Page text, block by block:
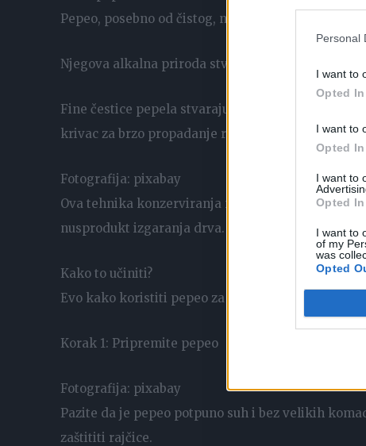
Personal
I want to
Opted In
I want to
Opted In
I want to
Opted In
I want to
of my
was
Opted
Pepeo, posebno od čistog, netretiranog drva, ima
Njegova alkalna priroda stvara okruženje koje
Fine čestice pepela stvaraju barijeru, smanjujući
krivac za brzo propadanje rajčice.
Fotografija: pixabay
Ova tehnika konzerviranja nije samo
nusprodukt izgaranja drva.
Kako to učiniti?
Evo kako koristiti pepeo za konzerviranje rajčica:
Korak 1: Pripremite pepeo
Fotografija: pixabay
Pazite da je pepeo potpuno suh i bez velikih
zaštititi rajčice.